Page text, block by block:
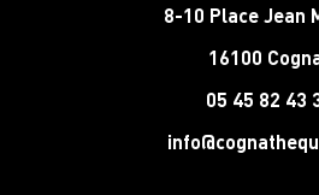
8-10 Place Jean
16100
05 45 82 43